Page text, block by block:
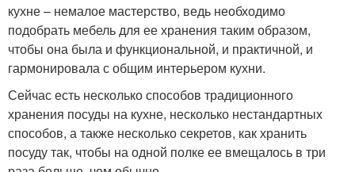
кухне – немалое мастерство, ведь необходимо
подобрать мебель для ее хранения таким образом,
чтобы она была и функциональной, и практичной, и
гармонировала с общим интерьером кухни.
Сейчас есть несколько способов традиционного
хранения посуды на кухне, несколько нестандартных
способов, а также несколько секретов, как хранить
посуду так, чтобы на одной полке ее вмещалось в три